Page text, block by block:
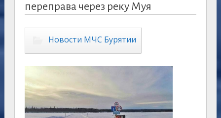
переправа через реку Муя
Новости МЧС Бурятии